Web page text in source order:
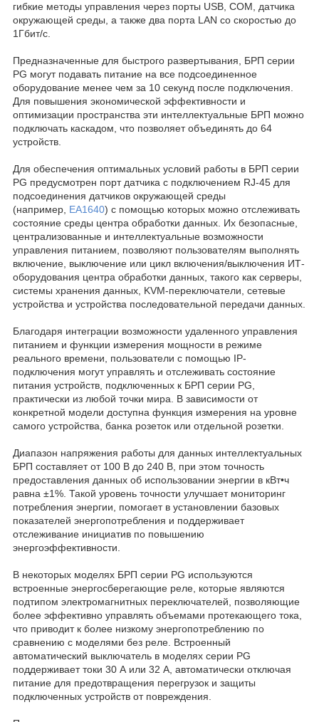
гибкие методы управления через порты USB, COM, датчика
окружающей среды, а также два порта LAN со скоростью до
1Гбит/с.
Предназначенные для быстрого развертывания, БРП серии
PG могут подавать питание на все подсоединенное
оборудование менее чем за 10 секунд после подключения.
Для повышения экономической эффективности и
оптимизации пространства эти интеллектуальные БРП можно
подключать каскадом, что позволяет объединять до 64
устройств.
Для обеспечения оптимальных условий работы в БРП серии
PG предусмотрен порт датчика с подключением RJ-45 для
подсоединения датчиков окружающей среды
(например, EA1640) с помощью которых можно отслеживать
состояние среды центра обработки данных. Их безопасные,
централизованные и интеллектуальные возможности
управления питанием, позволяют пользователям выполнять
включение, выключение или цикл включения/выключения ИТ-
оборудования центра обработки данных, такого как серверы,
системы хранения данных, KVM-переключатели, сетевые
устройства и устройства последовательной передачи данных.
Благодаря интеграции возможности удаленного управления
питанием и функции измерения мощности в режиме
реального времени, пользователи с помощью IP-
подключения могут управлять и отслеживать состояние
питания устройств, подключенных к БРП серии PG,
практически из любой точки мира. В зависимости от
конкретной модели доступна функция измерения на уровне
самого устройства, банка розеток или отдельной розетки.
Диапазон напряжения работы для данных интеллектуальных
БРП составляет от 100 В до 240 В, при этом точность
предоставления данных об использовании энергии в кВт•ч
равна ±1%. Такой уровень точности улучшает мониторинг
потребления энергии, помогает в установлении базовых
показателей энергопотребления и поддерживает
отслеживание инициатив по повышению
энергоэффективности.
В некоторых моделях БРП серии PG используются
встроенные энергосберегающие реле, которые являются
подтипом электромагнитных переключателей, позволяющие
более эффективно управлять объемами протекающего тока,
что приводит к более низкому энергопотреблению по
сравнению с моделями без реле. Встроенный
автоматический выключатель в моделях серии PG
поддерживает токи 30 А или 32 А, автоматически отключая
питание для предотвращения перегрузок и защиты
подключенных устройств от повреждения.